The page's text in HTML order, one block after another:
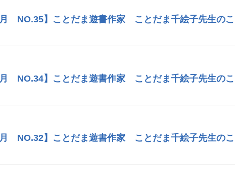
NO.35】ことだま遊書作家 ことだま千絵子先生の
NO.34】ことだま遊書作家 ことだま千絵子先生の
NO.32】ことだま遊書作家 ことだま千絵子先生の